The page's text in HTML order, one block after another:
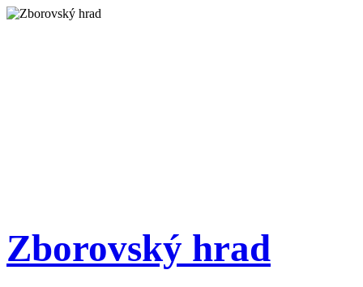
Zborovský hrad